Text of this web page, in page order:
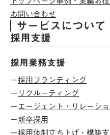
お問い合わせ
サービスについて
採用支援
採用業務支援
ー採用ブランディング
ーリクルーティング
ーエージェント・リレーシ
ー新卒採用